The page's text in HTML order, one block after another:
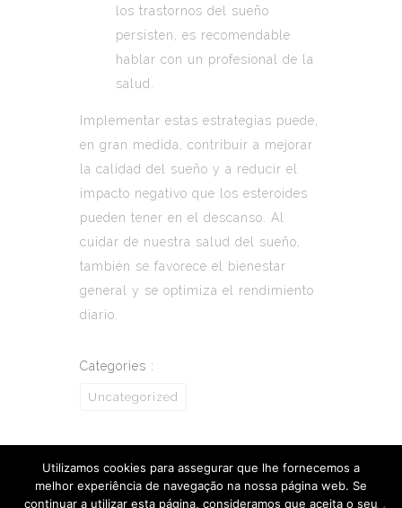
los trastornos del sueño
persisten, es recomendable
hablar con un profesional de la
salud.
Implementar estas estrategias puede,
en gran medida, contribuir a mejorar
la calidad del sueño y a reducir el
impacto negativo que los esteroides
pueden tener en el descanso. Al
cuidar de nuestra salud del sueño,
también se favorece el bienestar
general y se optimiza el rendimiento
diario.
Categories :
Uncategorized
Utilizamos cookies para assegurar que lhe fornecemos a
melhor experiência de navegação na nossa página web. Se
continuar a utilizar esta página, consideramos que aceita o seu